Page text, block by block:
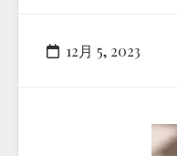
12月 5, 2023